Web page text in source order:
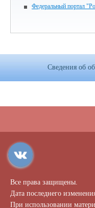
Федеральный портал
Сведения об
Все права защищены.
Дата последнего
При использовании